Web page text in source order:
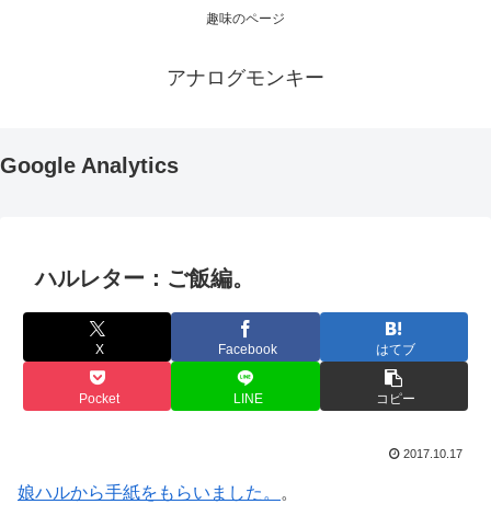
趣味のページ
アナログモンキー
Google Analytics
ハルレター：ご飯編。
X Facebook はてブ
Pocket LINE コピー
2017.10.17
娘ハルから手紙をもらいました。 。